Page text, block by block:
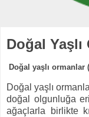
Doğal
Doğal yaşlı
Doğal yaşlı
doğal olgunluğa
ağaçlarla birlikte